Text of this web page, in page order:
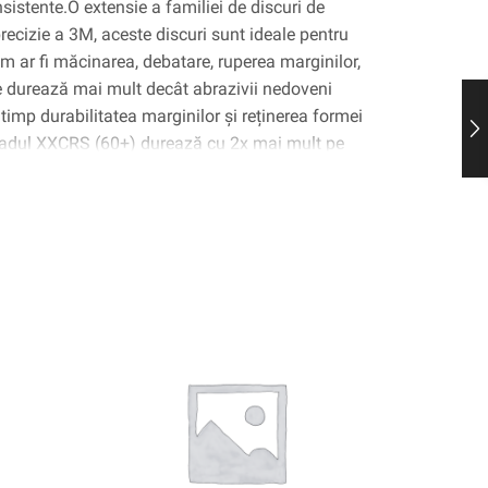
extensie a familiei de discuri de
a 3M, aceste discuri sunt ideale pentru
ar fi măcinarea, debatare, ruperea marginilor,
durează mai mult decât abrazivii nedoveni
durabilitatea marginilor și reținerea formei
XXCRS (60+) durează cu 2x mai mult pe
m, o tehnologie de legare moleculară